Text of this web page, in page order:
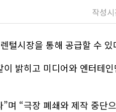
작성
털시장을 통해 공급할 수
밝히고 미디어와 엔터테
며 “극장 폐쇄와 제작 중단